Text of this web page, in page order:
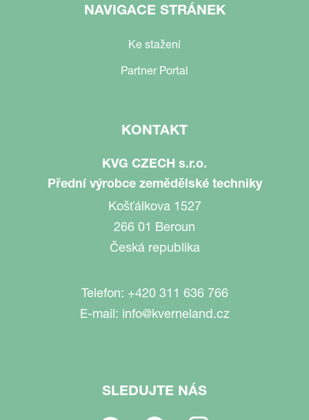
NAVIGACE STRÁNEK
Ke stažení
Partner Portal
KONTAKT
KVG CZECH s.r.o.
Přední výrobce zemědělské techniky
Košťálkova 1527
266 01 Beroun
Česká republika
Telefon: +420 311 636 766
E-mail: info@kverneland.cz
SLEDUJTE NÁS